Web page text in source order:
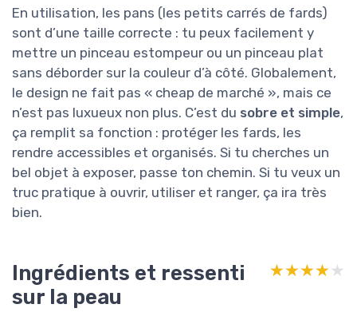
En utilisation, les pans (les petits carrés de fards)
sont d’une taille correcte : tu peux facilement y
mettre un pinceau estompeur ou un pinceau plat
sans déborder sur la couleur d’à côté. Globalement,
le design ne fait pas « cheap de marché », mais ce
n’est pas luxueux non plus. C’est du sobre et simple,
ça remplit sa fonction : protéger les fards, les
rendre accessibles et organisés. Si tu cherches un
bel objet à exposer, passe ton chemin. Si tu veux un
truc pratique à ouvrir, utiliser et ranger, ça ira très
bien.
Ingrédients et ressenti
sur la peau
★★★★★
★★★★★